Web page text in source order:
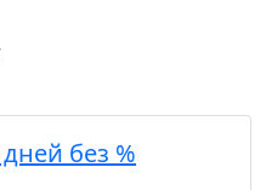
без %